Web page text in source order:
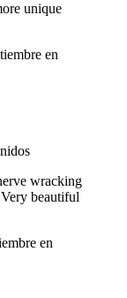
unique
en
wracking
beautiful
en